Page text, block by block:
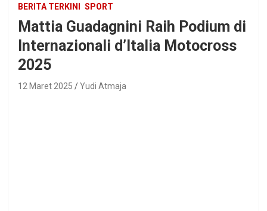
BERITA TERKINI SPORT
Mattia Guadagnini Raih Podium di
Internazionali d’Italia Motocross
2025
12 Maret 2025 Yudi Atmaja